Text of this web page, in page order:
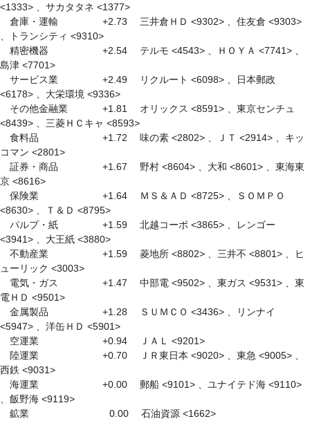
<1333> 、サカタタネ <1377>
倉庫・運輸　　　 　 +2.73 　三井倉ＨＤ <9302> 、住友倉 <9303>
、トランシティ <9310>
精密機器　　　　 　 +2.54 　テルモ <4543> 、ＨＯＹＡ <7741> 、
島津 <7701>
サービス業　　　 　 +2.49 　リクルート <6098> 、日本郵政
<6178> 、大栄環境 <9336>
その他金融業　　 　 +1.81 　オリックス <8591> 、東京センチュ
<8439> 、三菱ＨＣキャ <8593>
食料品　　　　　 　 +1.72 　味の素 <2802> 、ＪＴ <2914> 、キッ
コマン <2801>
証券・商品　　　 　 +1.67 　野村 <8604> 、大和 <8601> 、東海東
京 <8616>
保険業　　　　　 　 +1.64 　ＭＳ＆ＡＤ <8725> 、ＳＯＭＰＯ
<8630> 、Ｔ＆Ｄ <8795>
パルプ・紙　　　 　 +1.59 　北越コーポ <3865> 、レンゴー
<3941> 、大王紙 <3880>
不動産業　　　　 　 +1.59 　菱地所 <8802> 、三井不 <8801> 、ヒ
ューリック <3003>
電気・ガス　　　 　 +1.47 　中部電 <9502> 、東ガス <9531> 、東
電ＨＤ <9501>
金属製品　　　　 　 +1.28 　ＳＵＭＣＯ <3436> 、リンナイ
<5947> 、洋缶ＨＤ <5901>
空運業　　　　　 　 +0.94 　ＪＡＬ <9201>
陸運業　　　　　 　 +0.70 　ＪＲ東日本 <9020> 、東急 <9005> 、
西鉄 <9031>
海運業　　　　　 　 +0.00 　郵船 <9101> 、ユナイテド海 <9110>
、飯野海 <9119>
鉱業　　　　　　　　 0.00 　石油資源 <1662>